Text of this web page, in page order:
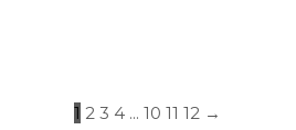
1 2 3 4 ... 10 11 12 →